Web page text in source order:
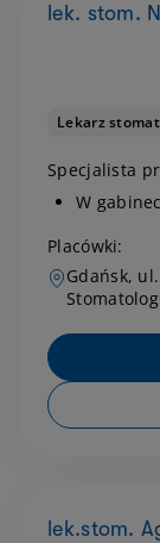
lek. stom.
Lekarz
Specjalista
W
Placówki:
Gdańsk,
lek.stom.